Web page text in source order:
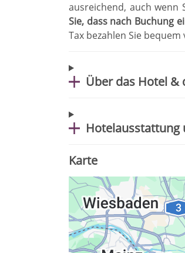
ausreichend, auch wenn
Sie, dass nach Buchung
Tax bezahlen Sie
Über das Hotel &
Hotelausstattung
Karte